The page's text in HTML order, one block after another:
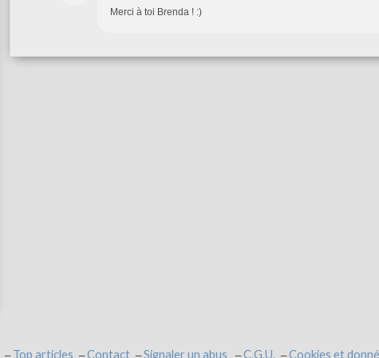
Merci à toi Brenda ! :)
Top articles Contact Signaler un abus C.G.U. Cookies et